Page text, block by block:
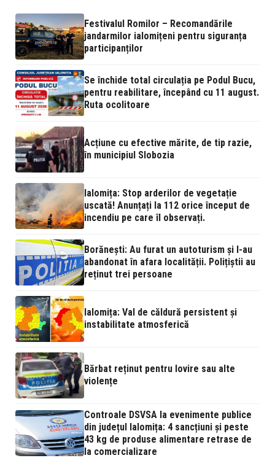
Festivalul Romilor – Recomandările
jandarmilor ialomițeni pentru siguranța
participanților
Se închide total circulația pe Podul Bucu,
pentru reabilitare, începând cu 11 august.
Ruta ocolitoare
Acțiune cu efective mărite, de tip razie,
în municipiul Slobozia
Ialomița: Stop arderilor de vegetație
uscată! Anunțați la 112 orice început de
incendiu pe care îl observați.
Borănești: Au furat un autoturism și l-au
abandonat în afara localității. Polițiștii au
reținut trei persoane
Ialomița: Val de căldură persistent și
instabilitate atmosferică
Bărbat reținut pentru lovire sau alte
violențe
Controale DSVSA la evenimente publice
din județul Ialomița: 4 sancțiuni și peste
43 kg de produse alimentare retrase de
la comercializare